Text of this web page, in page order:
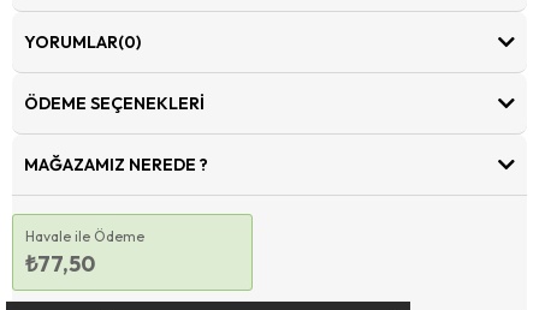
YORUMLAR(0)
ÖDEME SEÇENEKLERI
MAĞAZAMIZ NEREDE ?
Havale ile Ödeme
₺77,50